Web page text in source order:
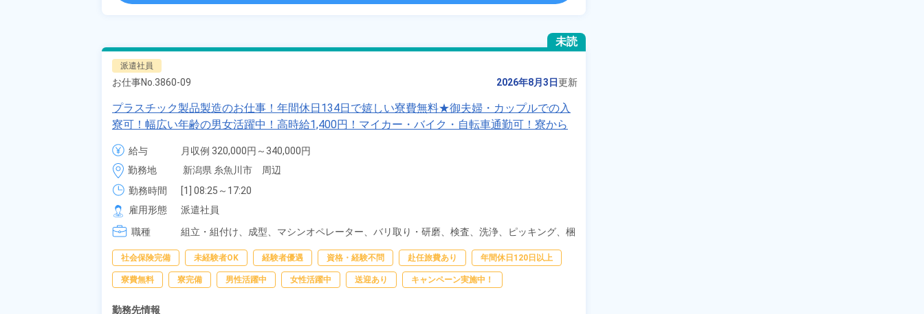
未読
派遣社員
お仕事No. 3860-09 2026年8月3日更新
プラスチック製品製造のお仕事！年間休日134日で嬉しい寮費無料★御夫婦・カップルでの入
寮可！幅広い年齢の男女活躍中！高時給1,400円！マイカー・バイク・自転車通勤可！寮から
無料送迎もあり！正社員登用制度あり！《新潟県糸魚川市》
給与
月収例 320,000円～340,000円
時給 1,400円～1,400円
勤務地
新潟県 糸魚川市　周辺
勤務時間
[1] 08:25～17:20
[2] 20:30～05:45
雇用形態
派遣社員
職種
組立・組付け、 成型、 マシンオペレーター、 バリ取り・研磨、 検査、 洗浄、 ピッキング、 梱
社会保険完備 未経験者OK 経験者優遇 資格・経験不問 赴任旅費あり 年間休日120日以上
寮費無料 寮完備 男性活躍中 女性活躍中 送迎あり キャンペーン実施中！
勤務先情報